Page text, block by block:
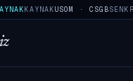
KAYNAKUSOM · CSGB